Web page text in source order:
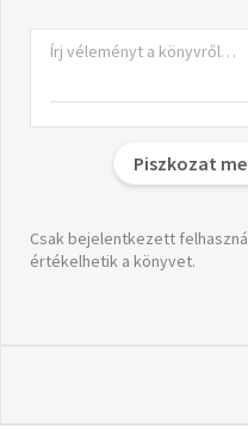
Piszkozat
Csak bejelentkezett
értékelhetik a könyvet.